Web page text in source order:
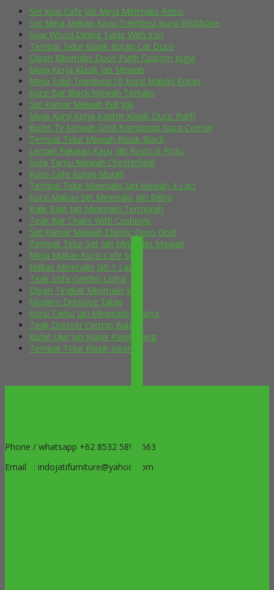
Set Kusi Cafe Jati Meja Minimalis Retro
Set Meja Makan Kayu Trembesi Kursi Wishbone
Suar Wood Dining Table With Iron
Tempat Tidur Klasik Rotan Cat Duco
Dipan Minimalis Duco Putih Custom Jogja
Meja Kerja Klasik Jati Mewah
Meja Solid Trembesi 10 Kursi Makan Rotan
Kursi Bar Black Mewah Terbaru
Set Kamar Mewah Full Jok
Meja Kursi Kerja Kantor Klasik Duco Putih
Bufet Tv Mewah Gold Kombinasi Kaca Cermin
Tempat Tidur Mewah Klasik Black
Lemari Pakaian Kayu Jati Rustic 6 Pintu
Sofa Tamu Mewah Chesterfield
Kursi Cafe Rotan Murah
Tempat Tidur Minimalis Jati Mewah 4 Laci
Kursi Makan Set Minimalis Jati Retro
Bale Bale Jati Minimalis Termurah
Teak Bar Chairs With Cushions
Set Kamar Mewah Classic Duco Gold
Tempat Tidur Set Jati Minimalis Mewah
Meja Makan Kursi Cafe Selly
Nakas Minimalis Jati 1 Laci
Teak Sofa Garden Living
Dipan Tingkat Minimalis Jati
Modern Dressing Table
Kursi Tamu Jati Minimalis Jakarta
Teak Dresser Cermin Bulat
Bufet Ukir Jati Klasik Palembang
Tempat Tidur Klasik Jepara
SIDEBAR
Phone / whatsapp +62 8532 5899 663
Email : indojatifurniture@yahoo.com